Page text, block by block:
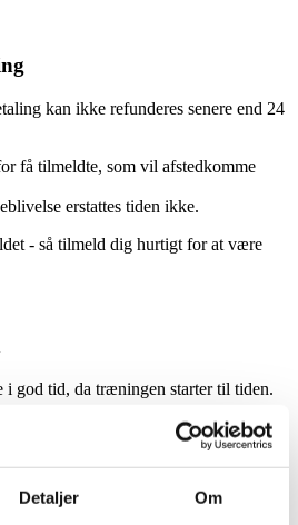
Detaljer Om
kan ikke refunderes senere end 24
få tilmeldte, som vil afstedkomme
erstattes tiden ikke.
- så tilmeld dig hurtigt for at være
i god tid, da træningen starter til tiden.
iført tøj, der giver frihed til